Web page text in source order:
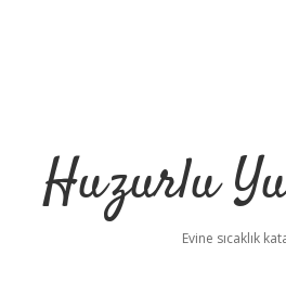
Huzurlu
Evine sıcaklık